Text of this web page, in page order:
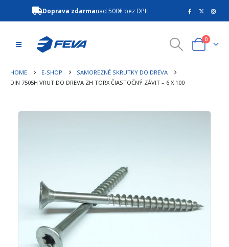
Doprava zdarmanad 500€ bez DPH
0
HOME E-SHOP
SAMOREZNÉ SKRUTKY DO DREVA
DIN 7505H VRUT DO DREVA ZH TORX ČIASTOČNÝ ZÁVIT – 6 X 100